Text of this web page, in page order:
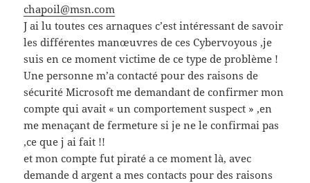
chapoil@msn.com
J ai lu toutes ces arnaques c’est intéressant de savoir
les différentes manœuvres de ces Cybervoyous ,je
suis en ce moment victime de ce type de problème !
Une personne m’a contacté pour des raisons de
sécurité Microsoft me demandant de confirmer mon
compte qui avait « un comportement suspect » ,en
me menaçant de fermeture si je ne le confirmai pas
,ce que j ai fait !!
et mon compte fut piraté a ce moment là, avec
demande d argent a mes contacts pour des raisons